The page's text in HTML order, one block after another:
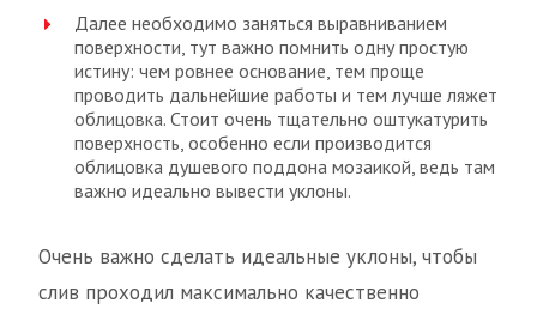
Далее необходимо заняться выравниванием
поверхности, тут важно помнить одну простую
истину: чем ровнее основание, тем проще
проводить дальнейшие работы и тем лучше ляжет
облицовка. Стоит очень тщательно оштукатурить
поверхность, особенно если производится
облицовка душевого поддона мозаикой, ведь там
важно идеально вывести уклоны.
Очень важно сделать идеальные уклоны, чтобы
слив проходил максимально качественно